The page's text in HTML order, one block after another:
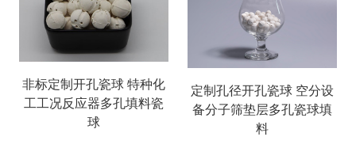
非标定制开孔瓷球 特种化
工工况反应器多孔填料瓷
球
定制孔径开孔瓷球 空分设
备分子筛垫层多孔瓷球填
料